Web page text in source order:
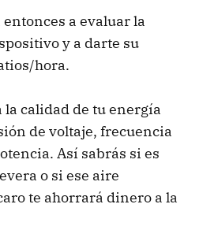
a evaluar la
y a darte su
hora.
calidad de tu energía
de voltaje, frecuencia
Así sabrás si es
o si ese aire
te ahorrará dinero a la